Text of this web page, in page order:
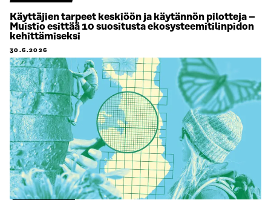
Käyttäjien tarpeet keskiöön ja käytännön pilotteja –
Muistio esittää 10 suositusta ekosysteemitilinpidon
kehittämiseksi
30.6.2026